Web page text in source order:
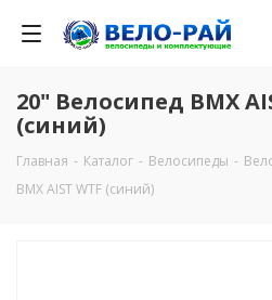
20" Велосипед BMX
(синий)
Главная - Каталог - Велосипеды -
BMX AIST WTF (синий)